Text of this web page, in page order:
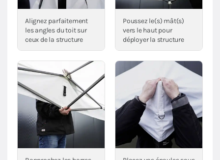
Alignez parfaitement
les angles du toit sur
ceux de la structure
Poussez le(s) mât(s)
vers le haut pour
déployer la structure